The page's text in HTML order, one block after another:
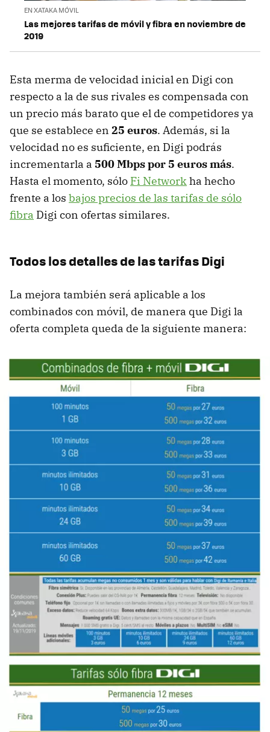
EN XATAKA MÓVIL
Las mejores tarifas de móvil y fibra en noviembre de
2019
Esta merma de velocidad inicial en Digi con
respecto a la de sus rivales es compensada con
un precio más barato que el de competidores ya
que se establece en 25 euros. Además, si la
velocidad no es suficiente, en Digi podrás
incrementarla a 500 Mbps por 5 euros más.
Hasta el momento, sólo Fi Networkha hecho
frente a los bajos precios de las tarifas de sólo
fibra Digi con ofertas similares.
Todos los detalles de las tarifas Digi
La mejora también será aplicable a los
combinados con móvil, de manera que Digi la
oferta completa queda de la siguiente manera: